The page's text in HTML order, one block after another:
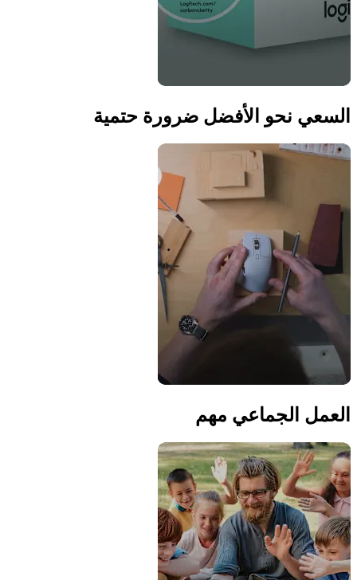
السعي نحو الأفضل ضرورة حتمية
العمل الجماعي مهم